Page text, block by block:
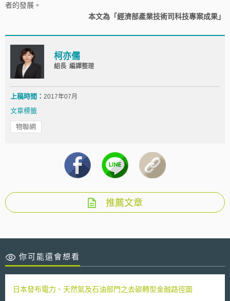
者的發展。
本文為「經濟部產業技術司科技專案成果」
柯亦儒
組長 編譯整理
上稿時間： 2017年07月
文章標籤
物聯網
推薦文章
你可能還會想看
日本發布電力、天然氣及石油部門之去碳轉型金融路徑圖